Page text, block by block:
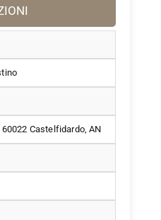
Castelfidardo, AN